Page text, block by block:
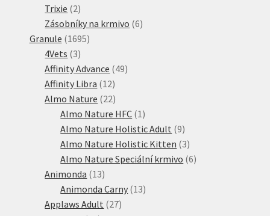
produktů
Trixie 22
produkty
Zásobníky na krmivo 66
Granule 16951695
4Vets 33
produkty
Affinity Advance 4949
Affinity Libra 1212
produktů
Almo Nature 2222
produktů
Almo Nature HFC 1 1
produkt
Almo Nature Holistic Adult 99
produktů
Almo Nature Holistic Kitten 33
produkty
Almo Nature Speciální krmivo 66
Animonda 1313
produktů
Animonda Carny 1313
Applaws Adult 2727